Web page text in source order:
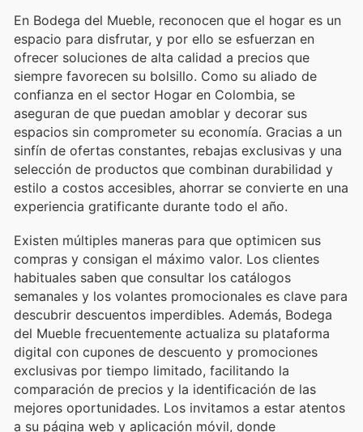
En Bodega del Mueble, reconocen que el hogar es un
espacio para disfrutar, y por ello se esfuerzan en
ofrecer soluciones de alta calidad a precios que
siempre favorecen su bolsillo. Como su aliado de
confianza en el sector Hogar en Colombia, se
aseguran de que puedan amoblar y decorar sus
espacios sin comprometer su economía. Gracias a un
sinfín de ofertas constantes, rebajas exclusivas y una
selección de productos que combinan durabilidad y
estilo a costos accesibles, ahorrar se convierte en una
experiencia gratificante durante todo el año.
Existen múltiples maneras para que optimicen sus
compras y consigan el máximo valor. Los clientes
habituales saben que consultar los catálogos
semanales y los volantes promocionales es clave para
descubrir descuentos imperdibles. Además, Bodega
del Mueble frecuentemente actualiza su plataforma
digital con cupones de descuento y promociones
exclusivas por tiempo limitado, facilitando la
comparación de precios y la identificación de las
mejores oportunidades. Los invitamos a estar atentos
a su página web y aplicación móvil, donde